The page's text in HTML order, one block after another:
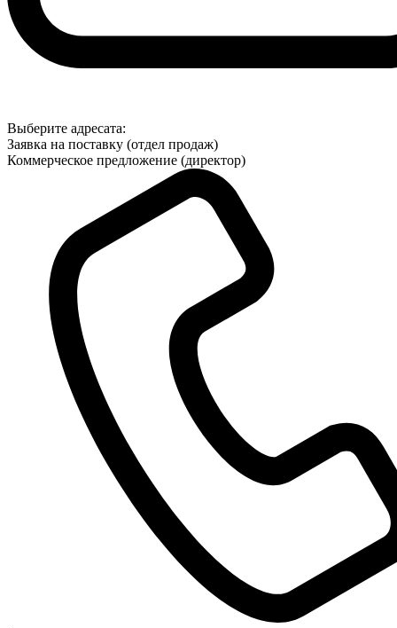
Выберите адресата:
Заявка на поставку (отдел продаж)
Коммерческое предложение (директор)